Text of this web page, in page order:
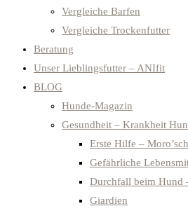
Vergleiche Barfen
Vergleiche Trockenfutter
Beratung
Unser Lieblingsfutter – ANIfit
BLOG
Hunde-Magazin
Gesundheit – Krankheit
Erste Hilfe –
Gefährliche
Durchfall beim Hund
Giardien